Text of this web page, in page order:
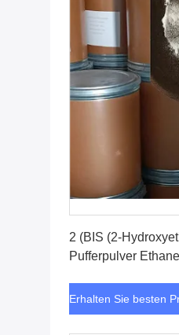
2 (BIS (2-
Pufferpulver
Erhalten Sie besten